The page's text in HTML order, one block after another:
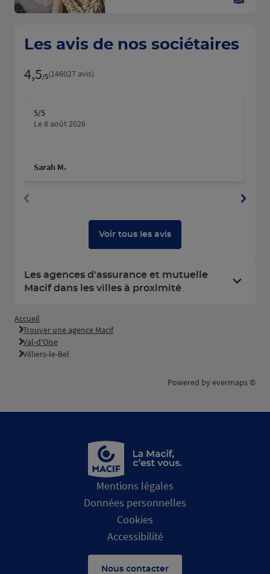
Les avis de nos sociétaires
4,5/5Note de 4.5 sur 5
(146027 avis)
5/5
Le 8 août 2026
Sarah M.
Voir tous les avis
Les agences d'assurance et mutuelle
Macif dans les villes à proximité
Accueil
Trouver une agence Macif
Val-d'Oise
Villiers-le-Bel
Powered by evermaps ©
Mentions légales
Données personnelles
Cookies
Accessibilité
Nous contacter